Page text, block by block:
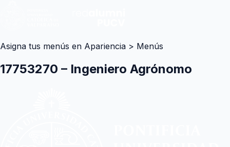
Asigna tus menús en Apariencia > Menús
17753270 – Ingeniero Agrónomo